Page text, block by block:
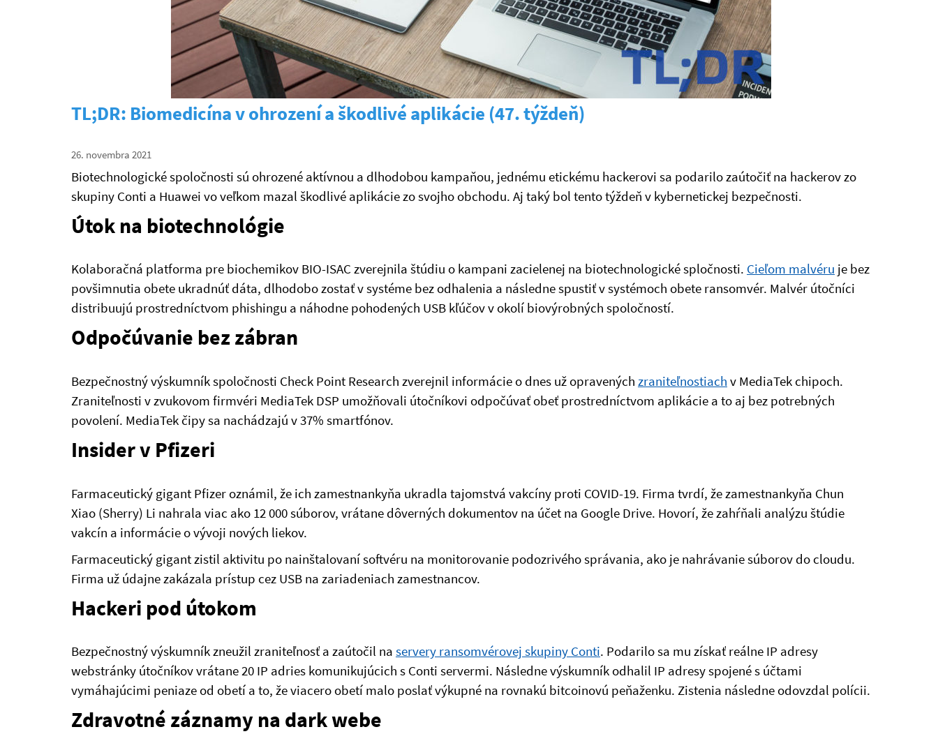
TL;DR: Biomedicína v ohrození a škodlivé aplikácie (47. týždeň)
26. novembra 2021
Biotechnologické spoločnosti sú ohrozené aktívnou a dlhodobou kampaňou, jednému etickému hackerovi sa podarilo zaútočiť na hackerov zo
skupiny Conti a Huawei vo veľkom mazal škodlivé aplikácie zo svojho obchodu. Aj taký bol tento týždeň v kybernetickej bezpečnosti.
Útok na biotechnológie
Kolaboračná platforma pre biochemikov BIO-ISAC zverejnila štúdiu o kampani zacielenej na biotechnologické spločnosti. Cieľom malvéru je bez
povšimnutia obete ukradnúť dáta, dlhodobo zostať v systéme bez odhalenia a následne spustiť v systémoch obete ransomvér. Malvér útočníci
distribuujú prostredníctvom phishingu a náhodne pohodených USB kľúčov v okolí biovýrobných spoločností.
Odpočúvanie bez zábran
Bezpečnostný výskumník spoločnosti Check Point Research zverejnil informácie o dnes už opravených zraniteľnostiach v MediaTek chipoch.
Zraniteľnosti v zvukovom firmvéri MediaTek DSP umožňovali útočníkovi odpočúvať obeť prostredníctvom aplikácie a to aj bez potrebných
povolení. MediaTek čipy sa nachádzajú v 37% smartfónov.
Insider v Pfizeri
Farmaceutický gigant Pfizer oznámil, že ich zamestnankyňa ukradla tajomstvá vakcíny proti COVID-19. Firma tvrdí, že zamestnankyňa Chun
Xiao (Sherry) Li nahrala viac ako 12 000 súborov, vrátane dôverných dokumentov na účet na Google Drive. Hovorí, že zahŕňali analýzu štúdie
vakcín a informácie o vývoji nových liekov.
Farmaceutický gigant zistil aktivitu po nainštalovaní softvéru na monitorovanie podozrivého správania, ako je nahrávanie súborov do cloudu.
Firma už údajne zakázala prístup cez USB na zariadeniach zamestnancov.
Hackeri pod útokom
Bezpečnostný výskumník zneužil zraniteľnosť a zaútočil na servery ransomvérovej skupiny Conti. Podarilo sa mu získať reálne IP adresy
webstránky útočníkov vrátane 20 IP adries komunikujúcich s Conti servermi. Následne výskumník odhalil IP adresy spojené s účtami
vymáhajúcimi peniaze od obetí a to, že viacero obetí malo poslať výkupné na rovnakú bitcoinovú peňaženku. Zistenia následne odovzdal polícii.
Zdravotné záznamy na dark webe